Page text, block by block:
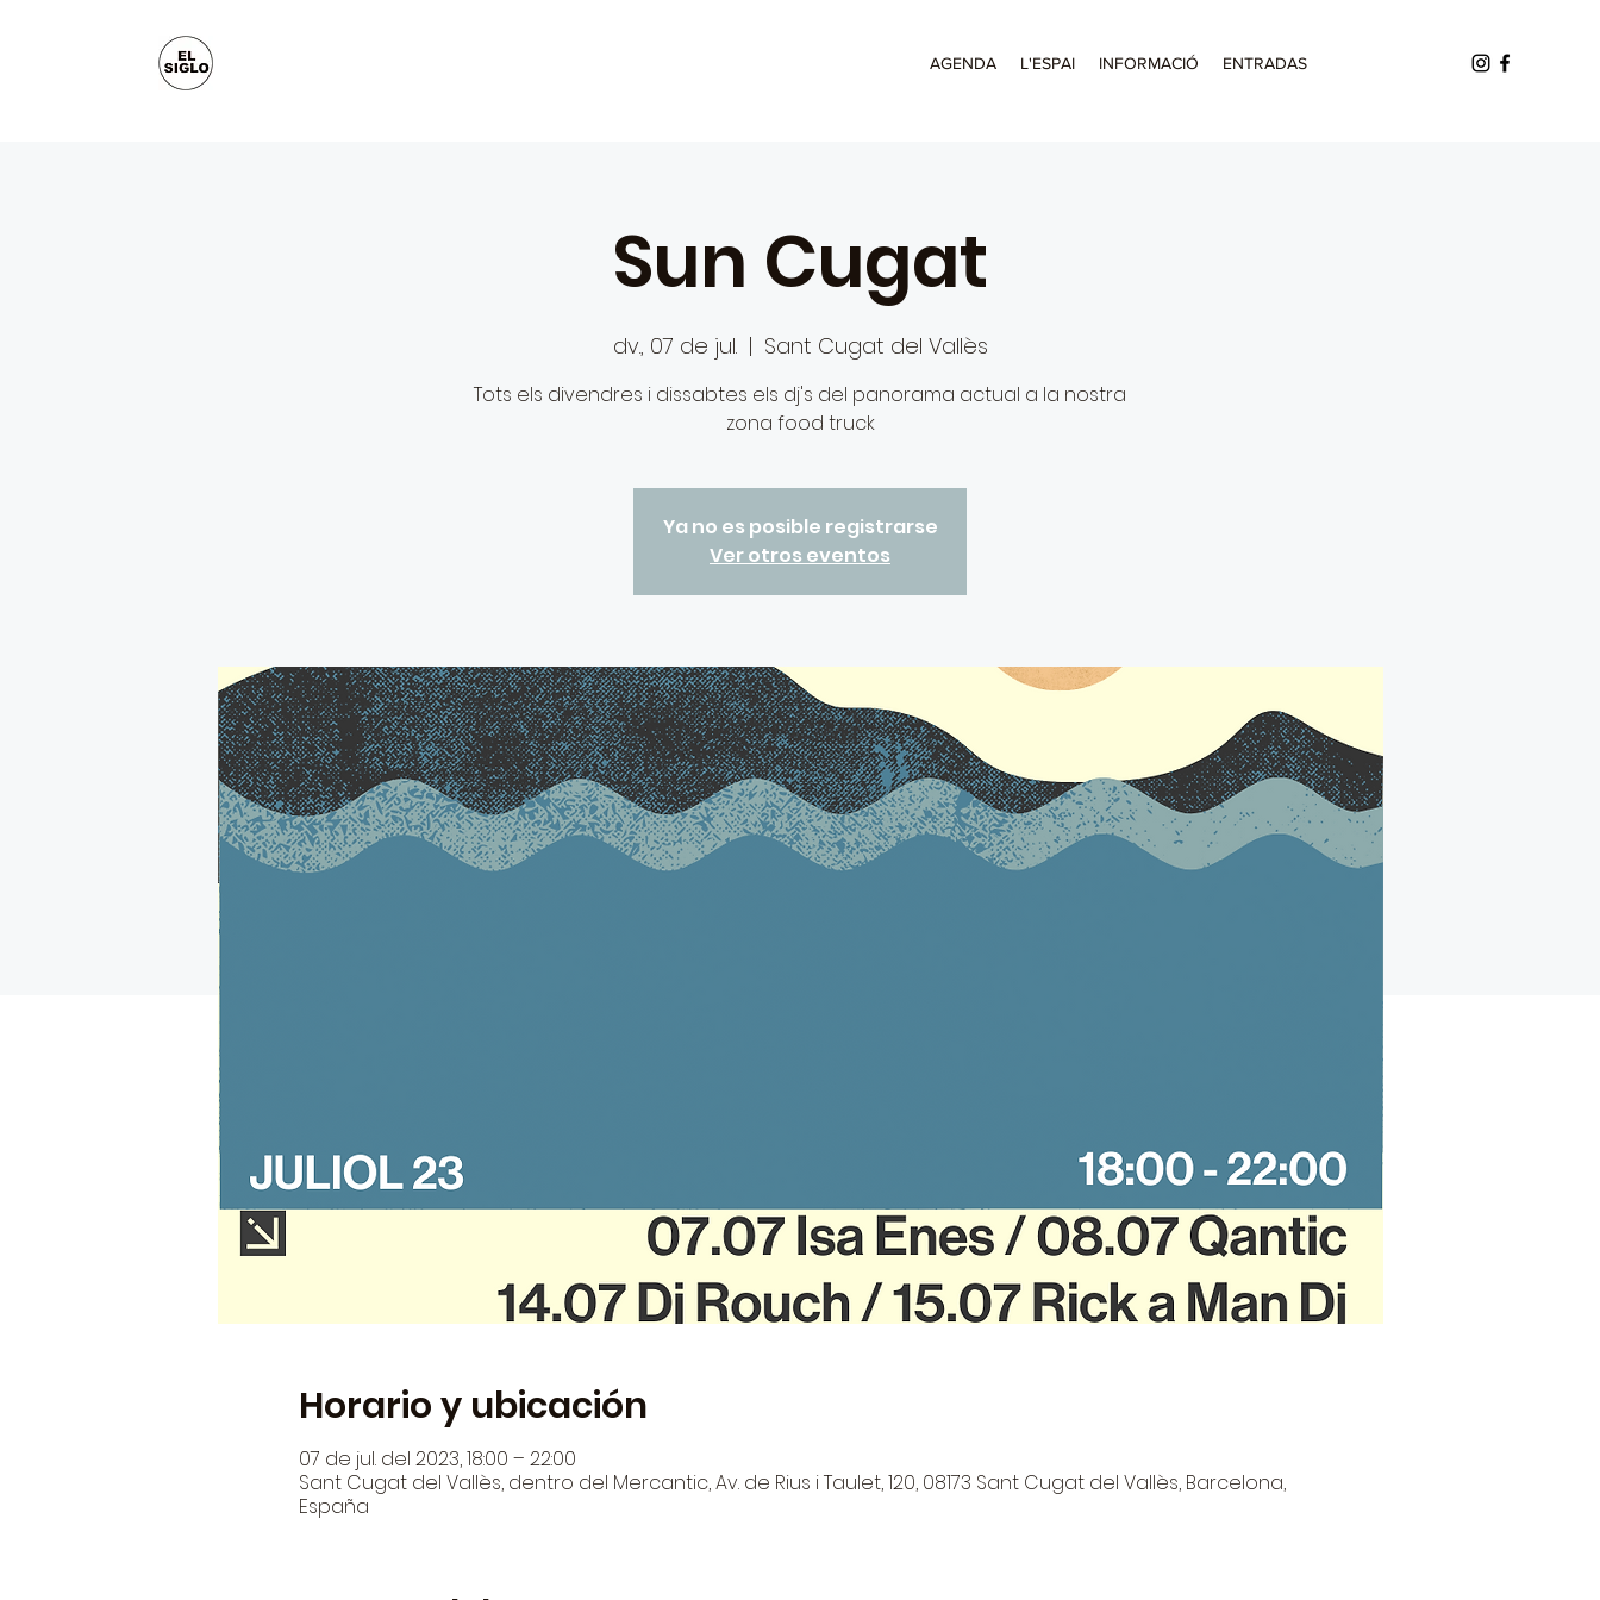
AGENDA L'ESPAI INFORMACIÓ ENTRADAS
Sun Cugat
dv., 07 de jul.
  |
Sant Cugat del Vallès
Tots els divendres i dissabtes els dj's del panorama actual a la nostra
zona food truck
Ya no es posible registrarse
Ver otros eventos
Horario y ubicación
07 de jul. del 2023, 18:00 – 22:00
Sant Cugat del Vallès, dentro del Mercantic, Av. de Rius i Taulet, 120, 08173 Sant Cugat del Vallès, Barcelona,
España